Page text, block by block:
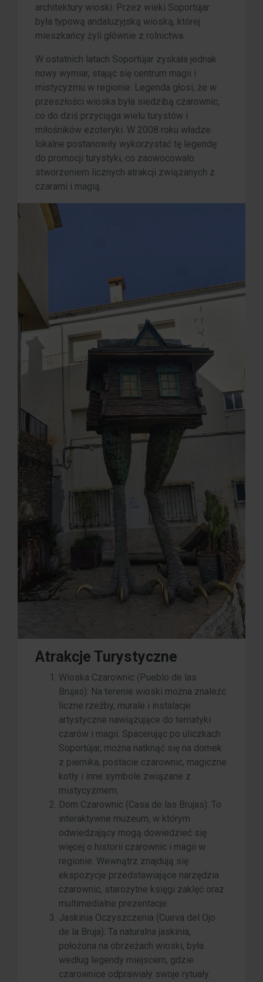
architektury wioski. Przez wieki Soportújar
była typową andaluzyjską wioską, której
mieszkańcy żyli głównie z rolnictwa.
W ostatnich latach Soportújar zyskała jednak
nowy wymiar, stając się centrum magii i
mistycyzmu w regionie. Legenda głosi, że w
przeszłości wioska była siedzibą czarownic,
co do dziś przyciąga wielu turystów i
miłośników ezoteryki. W 2008 roku władze
lokalne postanowiły wykorzystać tę legendę
do promocji turystyki, co zaowocowało
stworzeniem licznych atrakcji związanych z
czarami i magią.
Atrakcje Turystyczne
Wioska Czarownic (Pueblo de las
Brujas): Na terenie wioski można znaleźć
liczne rzeźby, murale i instalacje
artystyczne nawiązujące do tematyki
czarów i magii. Spacerując po uliczkach
Soportújar, można natknąć się na domek
z piernika, postacie czarownic, magiczne
kotły i inne symbole związane z
mistycyzmem.
Dom Czarownic (Casa de las Brujas): To
interaktywne muzeum, w którym
odwiedzający mogą dowiedzieć się
więcej o historii czarownic i magii w
regionie. Wewnątrz znajdują się
ekspozycje przedstawiające narzędzia
czarownic, starożytne księgi zaklęć oraz
multimedialne prezentacje.
Jaskinia Oczyszczenia (Cueva del Ojo
de la Bruja): Ta naturalna jaskinia,
położona na obrzeżach wioski, była
według legendy miejscem, gdzie
czarownice odprawiały swoje rytuały.